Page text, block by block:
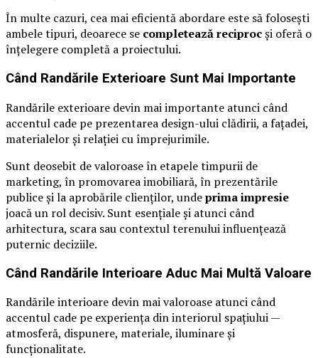
În multe cazuri, cea mai eficientă abordare este să folosești
ambele tipuri, deoarece se completează reciprocși oferă o
înțelegere completă a proiectului.
Când Randările Exterioare Sunt Mai Importante
Randările exterioare devin mai importante atunci când
accentul cade pe prezentarea design-ului clădirii, a fațadei,
materialelor și relației cu împrejurimile.
Sunt deosebit de valoroase în etapele timpurii de
marketing, în promovarea imobiliară, în prezentările
publice și la aprobările clienților, undeprima impresie
joacă un rol decisiv. Sunt esențiale și atunci când
arhitectura, scara sau contextul terenului influențează
puternic deciziile.
Când Randările Interioare Aduc Mai Multă Valoare
Randările interioare devin mai valoroase atunci când
accentul cade pe experiența din interiorul spațiului —
atmosferă, dispunere, materiale, iluminare și
funcționalitate.